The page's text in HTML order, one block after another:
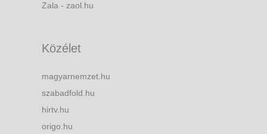
Zala - zaol.hu
Közélet
magyarnemzet.hu
szabadfold.hu
hirtv.hu
origo.hu